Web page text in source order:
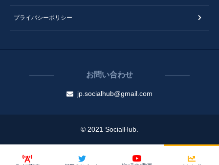
プライバシーポリシー
お問い合わせ
jp.socialhub@gmail.com
© 2021 SocialHub.